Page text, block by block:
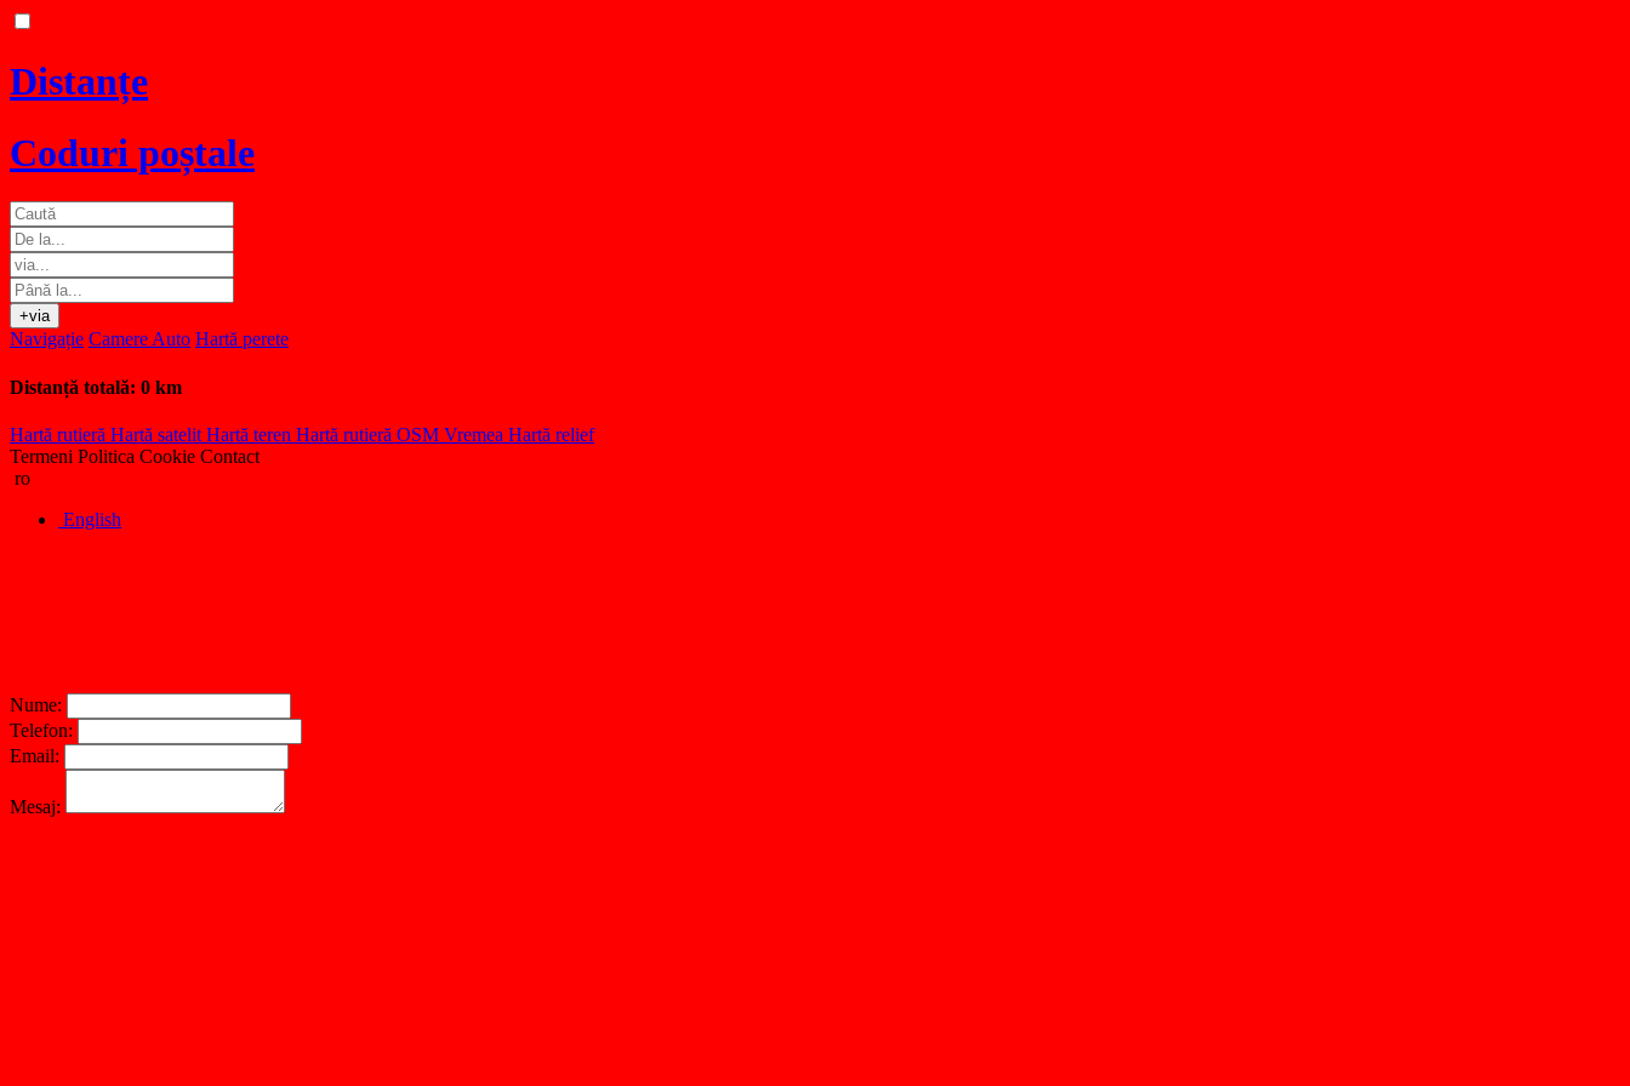
Distanțe
Coduri poștale
+via
Navigație Camere Auto Hartă perete
Distanță totală: 0 km
Hartă rutieră Hartă satelit Hartă teren Hartă rutieră OSM Vremea Hartă relief
Termeni Politica Cookie Contact
ro
English
Nume:
Telefon:
Email:
Mesaj: